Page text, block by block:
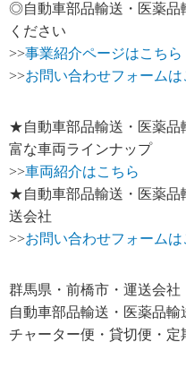
◎自動車部品輸送・医薬品
ください
>>事業紹介ページはこちら
>>お問い合わせフォームは
★自動車部品輸送・医薬品
富な車両ラインナップ
>>車両紹介はこちら
★自動車部品輸送・医薬品
送会社
>>お問い合わせフォームは
群馬県・前橋市・運送会社
自動車部品輸送・医薬品輸
チャーター便・貸切便・定